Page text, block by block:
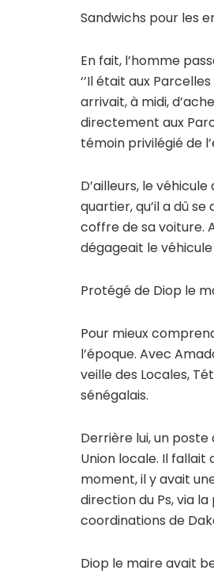
Sandwichs pour les
En fait, l’homme
‘’Il était aux
arrivait, à midi,
directement aux
témoin privilégié de
D’ailleurs, le
quartier, qu’il a dû
coffre de sa voiture.
dégageait le
Protégé de Diop le
Pour mieux
l’époque. Avec
veille des Locales,
sénégalais.
Derrière lui, un
Union locale. Il fallait
moment, il y avait
direction du Ps, via
coordinations de
Diop le maire avait